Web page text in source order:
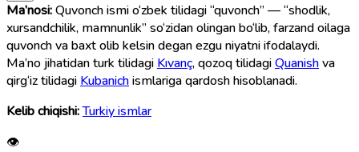
Ma’nosi:Quvonch ismi o‘zbek tilidagi “quvonch” — “shodlik,
xursandchilik, mamnunlik” so‘zidan olingan bo‘lib, farzand oilaga
quvonch va baxt olib kelsin degan ezgu niyatni ifodalaydi.
Ma’no jihatidan turk tilidagi Kıvanç, qozoq tilidagiQuanishva
qirg‘iz tilidagi Kubanichismlariga qardosh hisoblanadi.
Kelib chiqishi:Turkiy ismlar
👁